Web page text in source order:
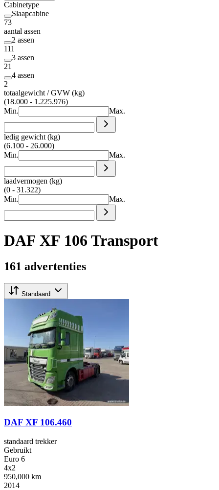
Cabinetype
Slaapcabine
73
aantal assen
2 assen
111
3 assen
21
4 assen
2
totaalgewicht / GVW (kg)
(18.000 - 1.225.976)
Min.
Max.
ledig gewicht (kg)
(6.100 - 26.000)
Min.
Max.
laadvermogen (kg)
(0 - 31.322)
Min.
Max.
DAF XF 106 Transport
161 advertenties
Standaard
DAF XF 106.460
standaard trekker
Gebruikt
Euro 6
4x2
950,000 km
2014